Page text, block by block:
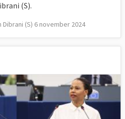
(S).
Dibrani (S) 6 november 2024